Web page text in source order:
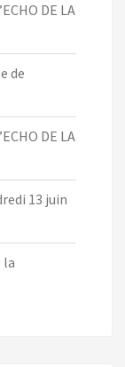
DE LA
de
DE LA
13 juin
la